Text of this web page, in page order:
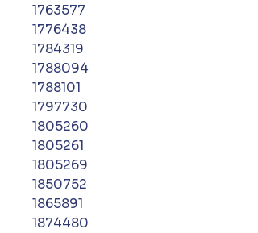
1763577
1776438
1784319
1788094
1788101
1797730
1805260
1805261
1805269
1850752
1865891
1874480